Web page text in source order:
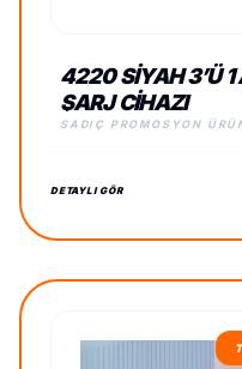
4220 SIYAH 3’Ü
ŞARJ CIHAZI
SADIÇ PROMOSYON
DETAYLI GÖR